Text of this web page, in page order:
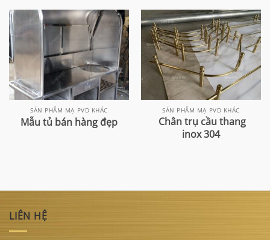
SẢN PHẨM MẠ PVD KHÁC
Mẫu tủ bán hàng đẹp
SẢN PHẨM MẠ PVD KHÁC
Chân trụ cầu thang
inox 304
LIÊN HỆ